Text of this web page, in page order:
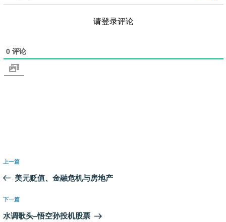
请登录评论
0 评论
文
导
航
上
一
文
章
上一篇
美元贬值、金融危机与房地产
下
一
下一篇
水调歌头–悟空孙投机股票